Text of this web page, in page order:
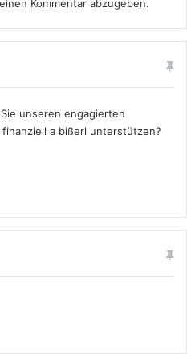
Kommentar abzugeben.
unseren engagierten
a bißerl unterstützen?